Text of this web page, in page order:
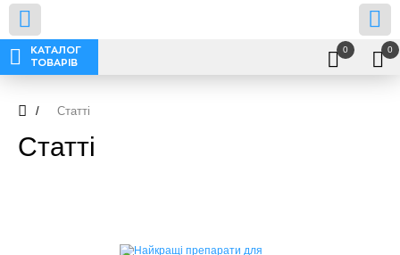
КАТАЛОГ
ТОВАРІВ
0 0
/ Статті
Статті